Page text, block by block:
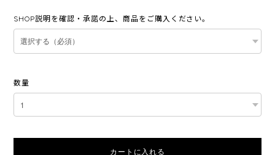
SHOP説明を確認・承諾の上、商品をご購入ください。
数量
カートに入れる